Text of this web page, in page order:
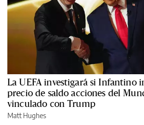
La UEFA investigará si Infantino
precio de saldo acciones del
vinculado con Trump
Matt Hughes